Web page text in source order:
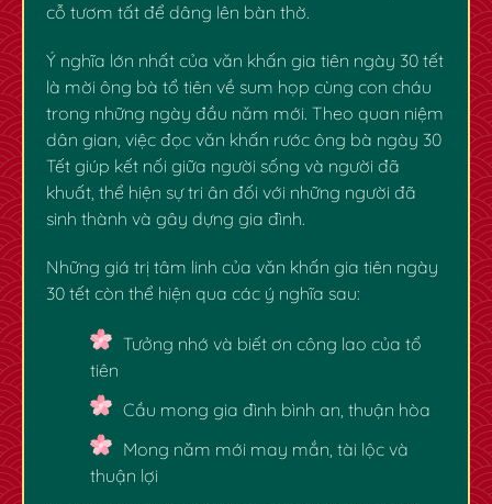
cỗ tươm tất để dâng lên bàn thờ.
Ý nghĩa lớn nhất của văn khấn gia tiên ngày 30 tết
là mời ông bà tổ tiên về sum họp cùng con cháu
trong những ngày đầu năm mới. Theo quan niệm
dân gian, việc đọc văn khấn rước ông bà ngày 30
Tết giúp kết nối giữa người sống và người đã
khuất, thể hiện sự tri ân đối với những người đã
sinh thành và gây dựng gia đình.
Những giá trị tâm linh của văn khấn gia tiên ngày
30 tết còn thể hiện qua các ý nghĩa sau:
Tưởng nhớ và biết ơn công lao của tổ
tiên
Cầu mong gia đình bình an, thuận hòa
Mong năm mới may mắn, tài lộc và
thuận lợi